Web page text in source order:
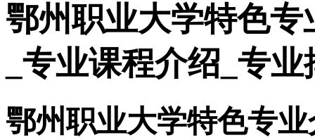
鄂州职业大学特色
_专业课程介绍_专
鄂州职业大学特色专